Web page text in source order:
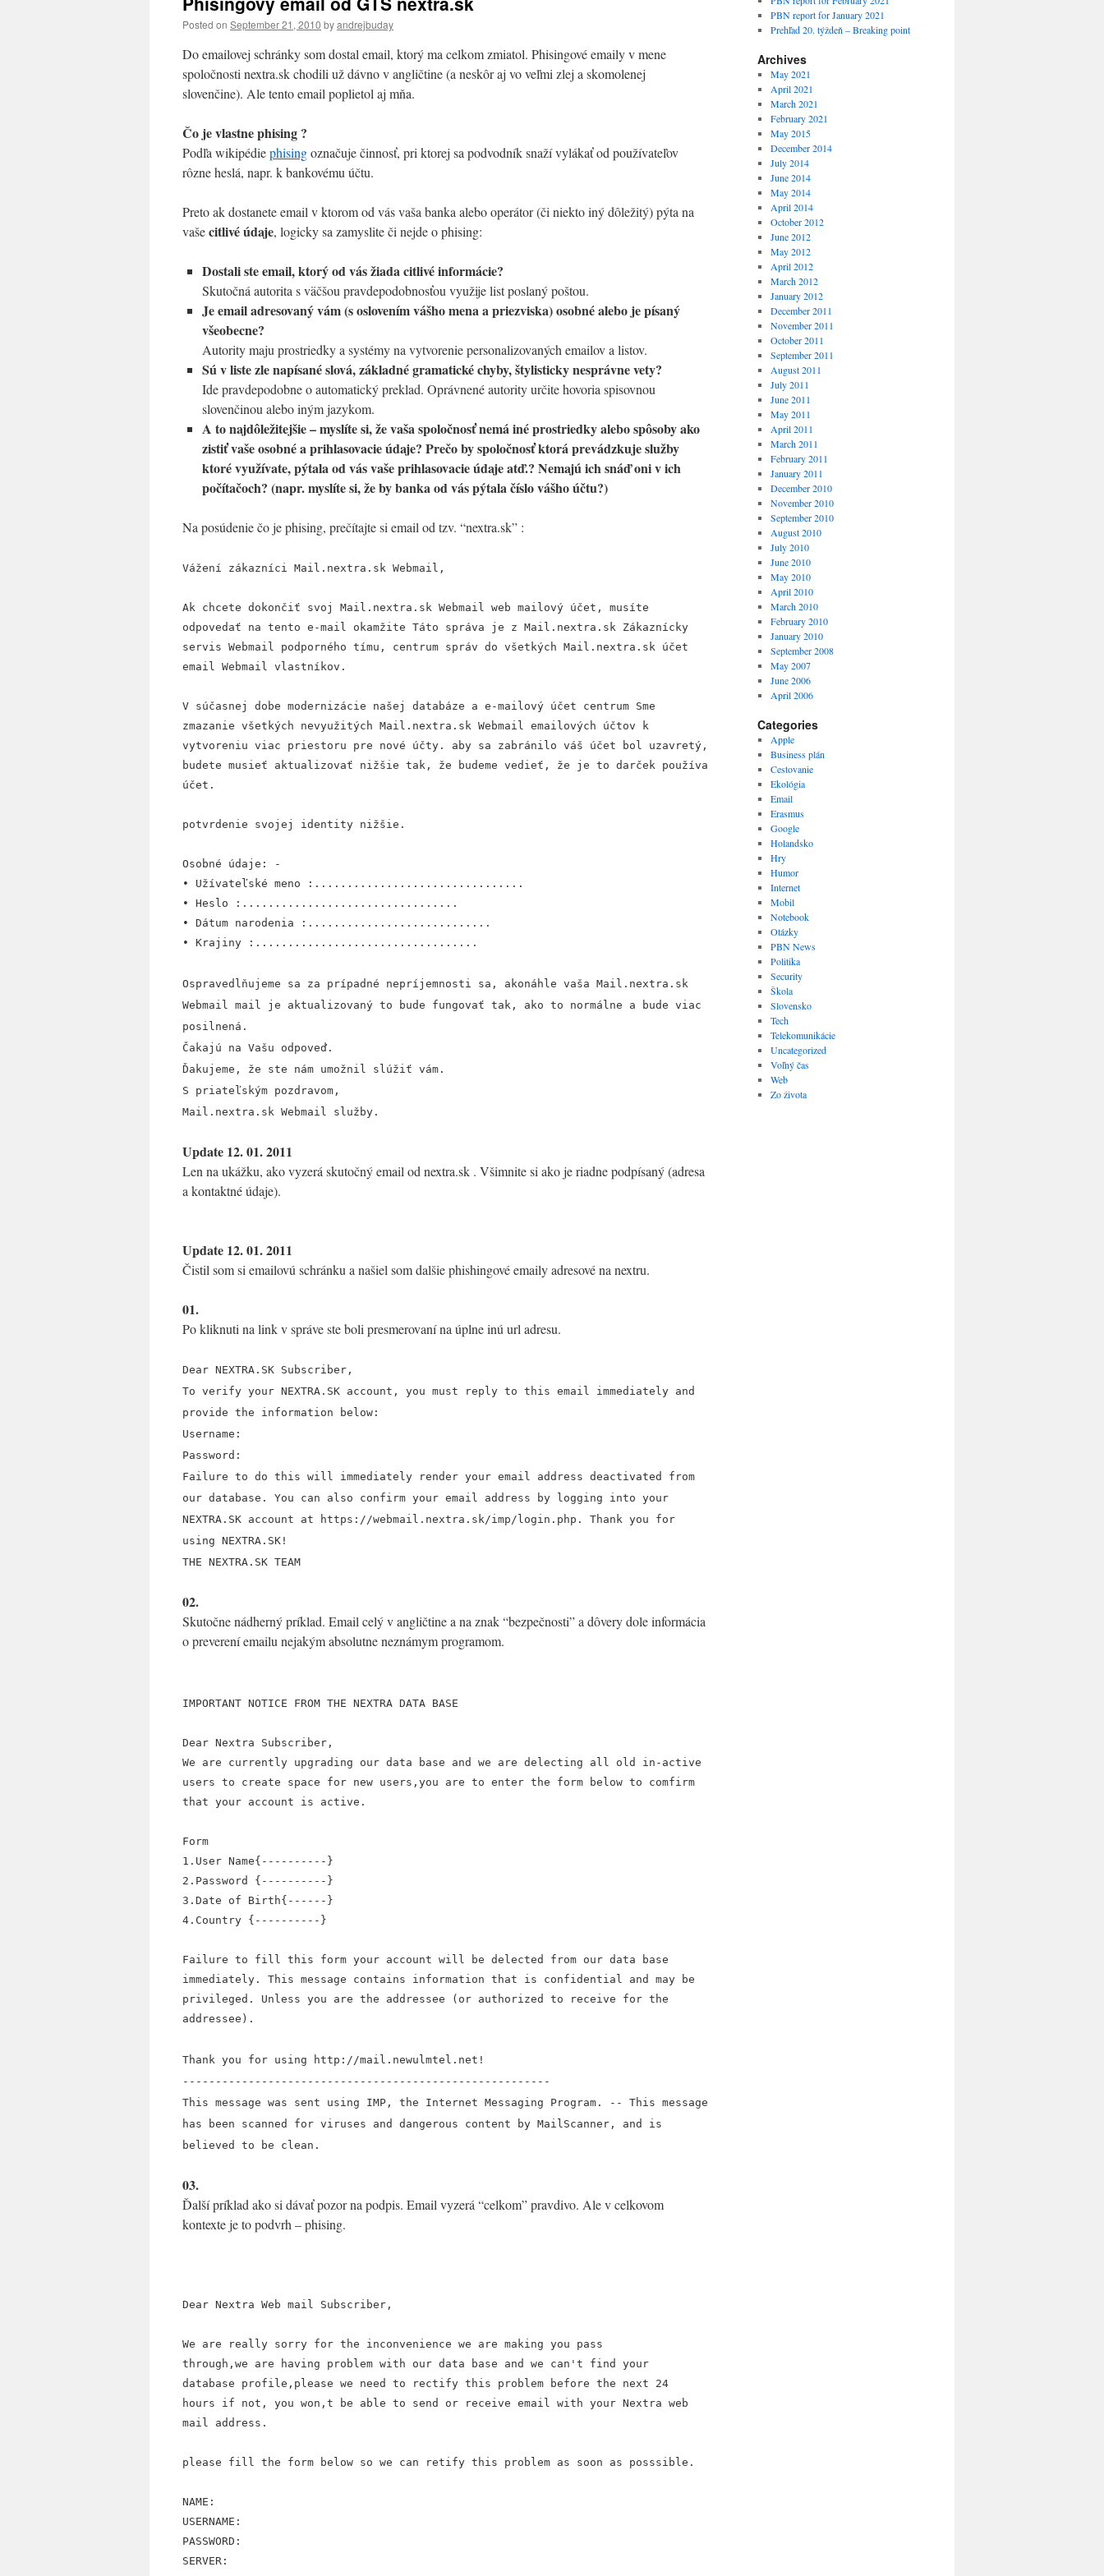
Posted on September 21, 2010 byandrejbuday
Do emailovej schránky som dostal email, ktorý ma celkom zmiatol. Phisingové emaily v mene
spoločnosti nextra.sk chodili už dávno v angličtine (a neskôr aj vo veľmi zlej a skomolenej
slovenčine). Ale tento email poplietol aj mňa.
Čo je vlastne phising ?
Podľa wikipédiephisingoznačuje činnosť, pri ktorej sa podvodník snaží vylákať od používateľov
rôzne heslá, napr. k bankovému účtu.
Preto ak dostanete email v ktorom od vás vaša banka alebo operátor (či niekto iný dôležitý) pýta na
vašecitlivé údaje, logicky sa zamyslite či nejde o phising:
Dostali ste email, ktorý od vás žiada citlivé informácie?
Skutočná autorita s väčšou pravdepodobnosťou využije list poslaný poštou.
Je email adresovaný vám (s oslovením vášho mena a priezviska) osobné alebo je písaný
všeobecne?
Autority maju prostriedky a systémy na vytvorenie personalizovaných emailov a listov.
Sú v liste zle napísané slová, základné gramatické chyby, štylisticky nesprávne vety?
Ide pravdepodobne o automatický preklad. Oprávnené autority určite hovoria spisovnou
slovenčinou alebo iným jazykom.
A to najdôležitejšie – myslíte si, že vaša spoločnosť nemá iné prostriedky alebo spôsoby ako
zistiť vaše osobné a prihlasovacie údaje? Prečo by spoločnosť ktorá prevádzkuje služby
ktoré využívate, pýtala od vás vaše prihlasovacie údaje atď.? Nemajú ich snáď oni v ich
počítačoch? (napr. myslíte si, že by banka od vás pýtala číslo vášho účtu?)
Na posúdenie čo je phising, prečítajte si email od tzv. “nextra.sk” :
Vážení zákazníci Mail.nextra.sk Webmail,
Ak chcete dokončiť svoj Mail.nextra.sk Webmail web mailový účet, musíte
odpovedať na tento e-mail okamžite Táto správa je z Mail.nextra.sk Zákaznícky
servis Webmail podporného tímu, centrum správ do všetkých Mail.nextra.sk účet
email Webmail vlastníkov.
V súčasnej dobe modernizácie našej databáze a e-mailový účet centrum Sme
zmazanie všetkých nevyužitých Mail.nextra.sk Webmail emailových účtov k
vytvoreniu viac priestoru pre nové účty. aby sa zabránilo váš účet bol uzavretý,
budete musieť aktualizovať nižšie tak, že budeme vedieť, že je to darček používa
účet.
potvrdenie svojej identity nižšie.
Osobné údaje: -
• Užívateľské meno :................................
• Heslo :.................................
• Dátum narodenia :............................
• Krajiny :..................................
Ospravedlňujeme sa za prípadné nepríjemnosti sa, akonáhle vaša Mail.nextra.sk
Webmail mail je aktualizovaný to bude fungovať tak, ako to normálne a bude viac
posilnená.
Čakajú na Vašu odpoveď.
Ďakujeme, že ste nám umožnil slúžiť vám.
S priateľským pozdravom,
Mail.nextra.sk Webmail služby.
Update 12. 01. 2011
Len na ukážku, ako vyzerá skutočný email od nextra.sk . Všimnite si ako je riadne podpísaný (adresa
a kontaktné údaje).
Update 12. 01. 2011
Čistil som si emailovú schránku a našiel som dalšie phishingové emaily adresové na nextru.
01.
Po kliknuti na link v správe ste boli presmerovaní na úplne inú url adresu.
Dear NEXTRA.SK Subscriber,
To verify your NEXTRA.SK account, you must reply to this email immediately and
provide the information below:
Username:
Password:
Failure to do this will immediately render your email address deactivated from
our database. You can also confirm your email address by logging into your
NEXTRA.SK account at https://webmail.nextra.sk/imp/login.php. Thank you for
using NEXTRA.SK!
THE NEXTRA.SK TEAM
02.
Skutočne nádherný príklad. Email celý v angličtine a na znak “bezpečnosti” a dôvery dole informácia
o preverení emailu nejakým absolutne neznámym programom.
IMPORTANT NOTICE FROM THE NEXTRA DATA BASE
Dear Nextra Subscriber,
We are currently upgrading our data base and we are delecting all old in-active
users to create space for new users,you are to enter the form below to comfirm
that your account is active.
Form
1.User Name{----------}
2.Password {----------}
3.Date of Birth{------}
4.Country {----------}
Failure to fill this form your account will be delected from our data base
immediately. This message contains information that is confidential and may be
privileged. Unless you are the addressee (or authorized to receive for the
addressee).
Thank you for using http://mail.newulmtel.net!
--------------------------------------------------------
This message was sent using IMP, the Internet Messaging Program. -- This message
has been scanned for viruses and dangerous content by MailScanner, and is
believed to be clean.
03.
Ďalší príklad ako si dávať pozor na podpis. Email vyzerá “celkom” pravdivo. Ale v celkovom
kontexte je to podvrh – phising.
Dear Nextra Web mail Subscriber,
We are really sorry for the inconvenience we are making you pass
through,we are having problem with our data base and we can't find your
database profile,please we need to rectify this problem before the next 24
hours if not, you won,t be able to send or receive email with your Nextra web
mail address.
please fill the form below so we can retify this problem as soon as posssible.
NAME:
USERNAME:
PASSWORD:
SERVER:
PBN report for January 2021
Prehľad 20. týždeň – Breaking point
Archives
May 2021
April 2021
March 2021
February 2021
May 2015
December 2014
July 2014
June 2014
May 2014
April 2014
October 2012
June 2012
May 2012
April 2012
March 2012
January 2012
December 2011
November 2011
October 2011
September 2011
August 2011
July 2011
June 2011
May 2011
April 2011
March 2011
February 2011
January 2011
December 2010
November 2010
September 2010
August 2010
July 2010
June 2010
May 2010
April 2010
March 2010
February 2010
January 2010
September 2008
May 2007
June 2006
April 2006
Categories
Apple
Business plán
Cestovanie
Ekológia
Email
Erasmus
Google
Holandsko
Hry
Humor
Internet
Mobil
Notebook
Otázky
PBN News
Politika
Security
Škola
Slovensko
Tech
Telekomunikácie
Uncategorized
Voľný čas
Web
Zo života